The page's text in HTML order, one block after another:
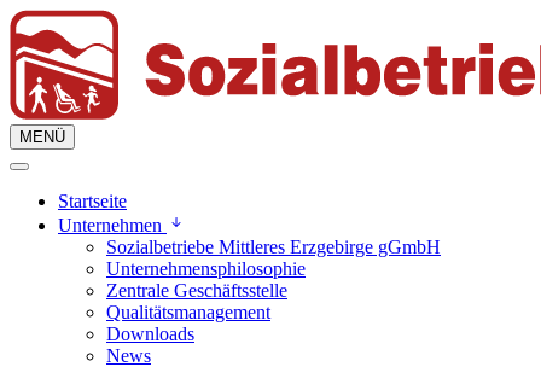
MENÜ
Startseite
Unternehmen
Sozialbetriebe Mittleres Erzgebirge gGmbH
Unternehmensphilosophie
Zentrale Geschäftsstelle
Qualitätsmanagement
Downloads
News